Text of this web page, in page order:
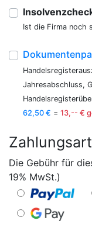
Ist die Firma noch
Jahresabschluss,
62,50 € = 13,-- €
Die Gebühr für
19% MwSt.)